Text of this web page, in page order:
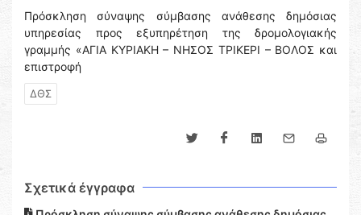
Πρόσκληση σύναψης σύμβασης ανάθεσης δημόσιας
υπηρεσίας προς εξυπηρέτηση της δρομολογιακής
γραμμής «ΑΓΙΑ ΚΥΡΙΑΚΗ – ΝΗΣΟΣ ΤΡΙΚΕΡΙ – ΒΟΛΟΣ και
επιστροφή
ΔΘΣ
Σχετικά έγγραφα